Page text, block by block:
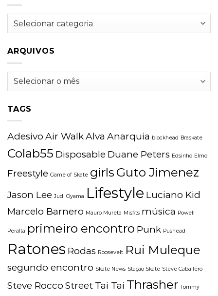
Categorias
ARQUIVOS
Arquivos
TAGS
Adesivo Air WalkAlva Anarquia blockhead Braskate
Colab55 Disposable Duane Peters Edsinho Elmo
Freestyle Game of Skate girls Guto Jimenez
Jason Lee Judi Oyama Lifestyle Luciano Kid
Marcelo Barnero Mauro Mureta Misfits música Powell
Peralta primeiro encontro Punk Pushead
Ratones Rodas Roosevelt Rui Muleque
segundo encontro Skate News Stação Skate Steve Caballero
Steve Rocco Street Tai Tai Thrasher Tommy